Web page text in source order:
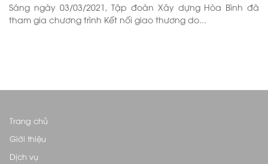
Sáng ngày 03/03/2021, Tập đoàn Xây dựng Hòa Bình đã
tham gia chương trình Kết nối giao thương do...
Trang chủ
Giới thiệu
Dịch vụ